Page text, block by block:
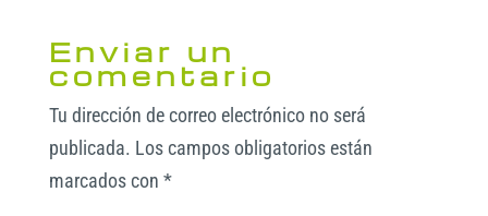
p
o
e
e
n
p
t
Enviar un
comentario
Tu dirección de correo electrónico no será
publicada. Los campos obligatorios están
marcados con *